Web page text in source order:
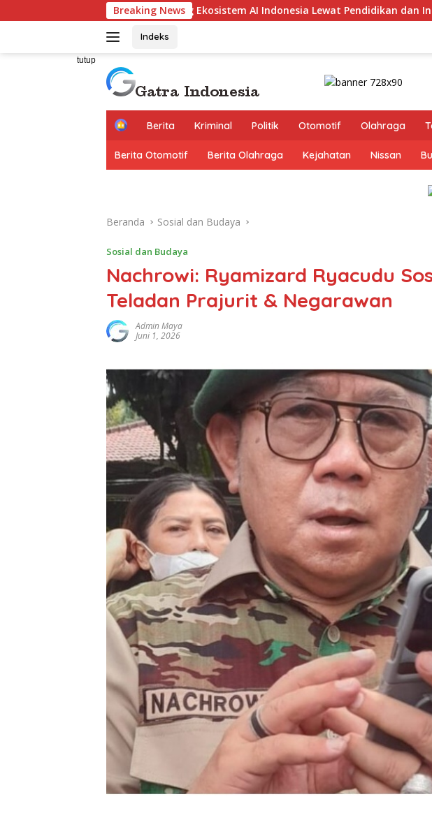
ke
Breaking News
Dorong Ekosistem AI Indonesia Lewat Pendidikan dan Infrastruktur GPU
Indeks
tutup
H
m
e
Berita Kriminal Politik Otomotif Olahraga
Berita Otomotif Berita Olahraga Kejahatan Nissan
Beranda Sosial dan Budaya
Sosial dan Budaya
Nachrowi: Ryamizard Ryacudu
Teladan Prajurit & Negarawan
Admin Maya
Juni 1, 2026